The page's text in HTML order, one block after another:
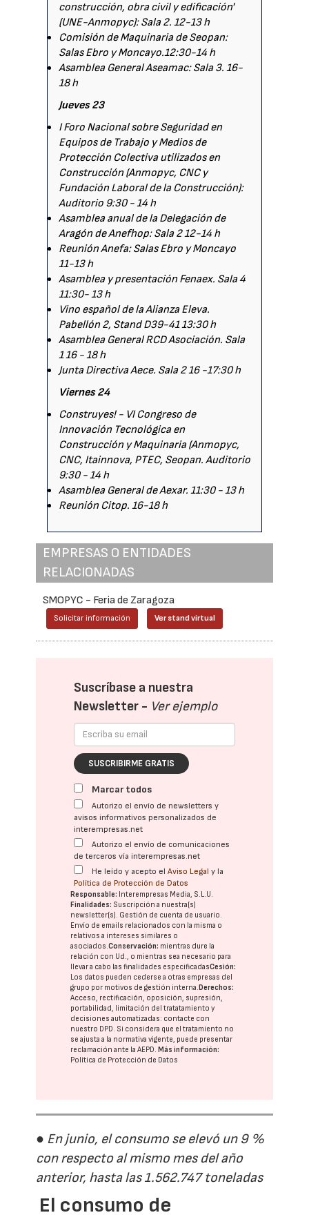
construcción, obra civil y edificación'
(UNE-Anmopyc): Sala 2. 12-13 h
Comisión de Maquinaria de Seopan:
Salas Ebro y Moncayo.12:30-14 h
Asamblea General Aseamac: Sala 3. 16-
18 h
Jueves 23
I Foro Nacional sobre Seguridad en
Equipos de Trabajo y Medios de
Protección Colectiva utilizados en
Construcción (Anmopyc, CNC y
Fundación Laboral de la Construcción):
Auditorio 9:30 - 14 h
Asamblea anual de la Delegación de
Aragón de Anefhop: Sala 2 12-14 h
Reunión Anefa: Salas Ebro y Moncayo
11-13 h
Asamblea y presentación Fenaex. Sala 4
11:30- 13 h
Vino español de la Alianza Eleva.
Pabellón 2, Stand D39-41 13:30 h
Asamblea General RCD Asociación. Sala
1 16 - 18 h
Junta Directiva Aece. Sala 2 16 -17:30 h
Viernes 24
Construyes! - VI Congreso de
Innovación Tecnológica en
Construcción y Maquinaria (Anmopyc,
CNC, Itainnova, PTEC, Seopan. Auditorio
9:30 - 14 h
Asamblea General de Aexar. 11:30 - 13 h
Reunión Citop. 16-18 h
EMPRESAS O ENTIDADES
RELACIONADAS
SMOPYC - Feria de Zaragoza
Solicitar información Ver stand virtual
Suscríbase a nuestra
Newsletter - Ver ejemplo
SUSCRIBIRME GRATIS
Marcar todos
Autorizo el envío de newsletters y
avisos informativos personalizados de
interempresas.net
Autorizo el envío de comunicaciones
de terceros vía interempresas.net
He leído y acepto elAviso Legal y la
Política de Protección de Datos
Responsable: Interempresas Media, S.L.U.
Finalidades: Suscripción a nuestra(s)
newsletter(s). Gestión de cuenta de usuario.
Envío de emails relacionados con la misma o
relativos a intereses similares o
asociados.Conservación: mientras dure la
relación con Ud., o mientras sea necesario para
llevar a cabo las finalidades especificadasCesión:
Los datos pueden cederse a otras empresas del
grupo por motivos de gestión interna.Derechos:
Acceso, rectificación, oposición, supresión,
portabilidad, limitación del tratatamiento y
decisiones automatizadas: contacte con
nuestro DPD. Si considera que el tratamiento no
se ajusta a la normativa vigente, puede presentar
reclamación ante laAEPD.Más información:
Política de Protección de Datos
● En junio, el consumo se elevó un 9 %
con respecto al mismo mes del año
anterior, hasta las 1.562.747 toneladas
El consumo de